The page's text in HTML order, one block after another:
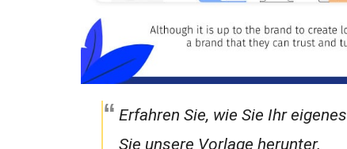
Erfahren Sie, wie Sie Ihr eigenes
Sie unsere Vorlage herunter.